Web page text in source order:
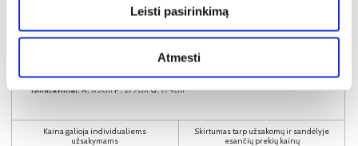
Leisti pasirinkimą
Atmesti
YRA SANDĖLYJE
Išmatavimai:A:83cmP:279cmG:194cm
Kaina galioja individualiems
užsakymams
Skirtumas tarp užsakomų ir sandėlyje
esančių prekių kainų